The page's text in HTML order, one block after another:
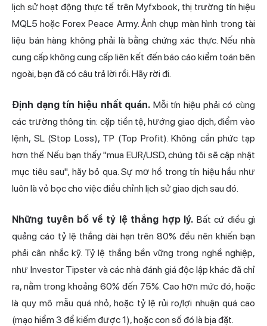
lịch sử hoạt động thực tế trên Myfxbook, thị trường tín hiệu
MQL5 hoặc Forex Peace Army. Ảnh chụp màn hình trong tài
liệu bán hàng không phải là bằng chứng xác thực. Nếu nhà
cung cấp không cung cấp liên kết đến báo cáo kiểm toán bên
ngoài, bạn đã có câu trả lời rồi. Hãy rời đi.
Định dạng tín hiệu nhất quán. Mỗi tín hiệu phải có cùng
các trường thông tin: cặp tiền tệ, hướng giao dịch, điểm vào
lệnh, SL (Stop Loss), TP (Top Profit). Không cần phức tạp
hơn thế. Nếu bạn thấy "mua EUR/USD, chúng tôi sẽ cập nhật
mục tiêu sau", hãy bỏ qua. Sự mơ hồ trong tín hiệu hầu như
luôn là vỏ bọc cho việc điều chỉnh lịch sử giao dịch sau đó.
Những tuyên bố về tỷ lệ thắng hợp lý. Bất cứ điều gì
quảng cáo tỷ lệ thắng dài hạn trên 80% đều nên khiến bạn
phải cân nhắc kỹ. Tỷ lệ thắng bền vững trong nghề nghiệp,
như Investor Tipster và các nhà đánh giá độc lập khác đã chỉ
ra, nằm trong khoảng 60% đến 75%. Cao hơn mức đó, hoặc
là quy mô mẫu quá nhỏ, hoặc tỷ lệ rủi ro/lợi nhuận quá cao
(mạo hiểm 3 để kiếm được 1), hoặc con số đó là bịa đặt.